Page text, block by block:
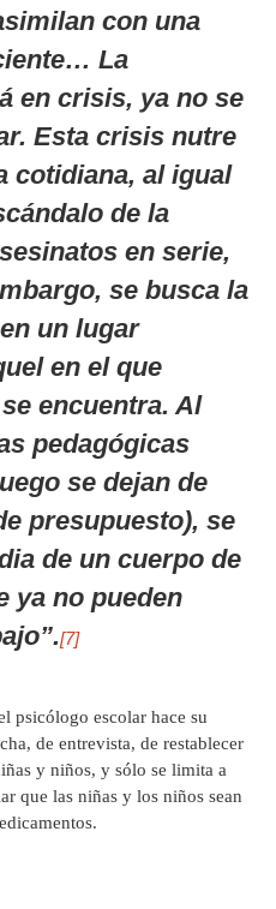
con una
La
en crisis, ya no se
Esta crisis nutre
cotidiana, al igual
de la
en serie,
se busca la
un lugar
en el que
encuentra. Al
pedagógicas
se dejan de
presupuesto), se
de un cuerpo de
ya no pueden
[7]
psicólogo escolar hace su
de entrevista, de restablecer
y niños, y sólo se limita a
que las niñas y los niños sean